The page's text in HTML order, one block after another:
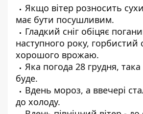
Якщо вітер розносить
має бути посушливим.
Гладкий сніг обіцяє
наступного року, горбистий
хорошого врожаю.
Яка погода 28 грудня, така
буде.
Вдень мороз, а ввечері
до холоду.